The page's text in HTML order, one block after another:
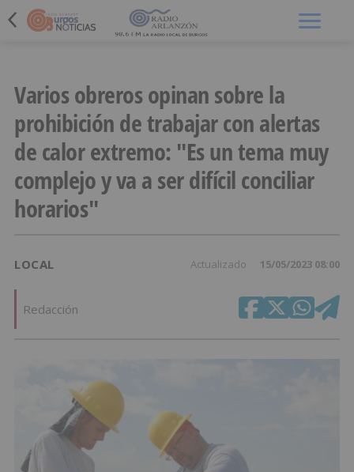
Varios obreros opinan sobre la
prohibición de trabajar con alertas
de calor extremo: "Es un tema muy
complejo y va a ser difícil conciliar
horarios"
LOCAL Actualizado 15/05/2023 08:00
Redacción